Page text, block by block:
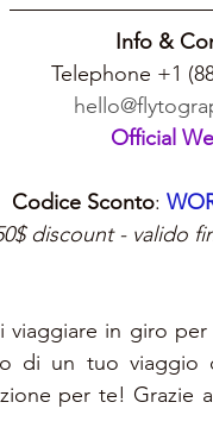
Info &
Telephone +1
Official
Codice Sconto:
discount - valido
viaggiare in giro
di un tuo
per te! Grazie